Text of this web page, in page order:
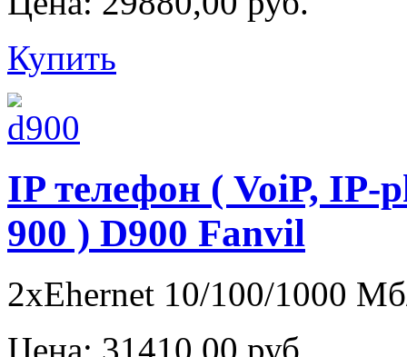
Купить
IP телефон ( VoiP, IP-
900 ) D900 Fanvil
2xEhernet 10/100/1000